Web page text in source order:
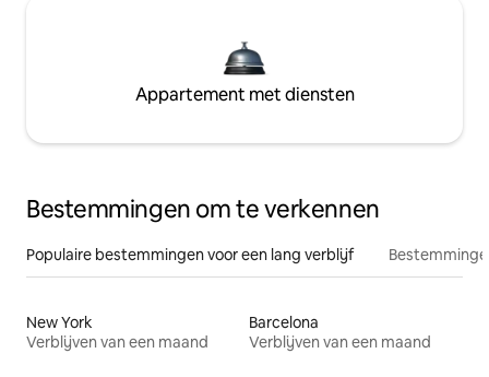
Appartement met diensten
Bestemmingen om te verkennen
Populaire bestemmingen voor een lang verblijf
New York
Verblijven van een maand
Barcelona
Verblijven van een maand